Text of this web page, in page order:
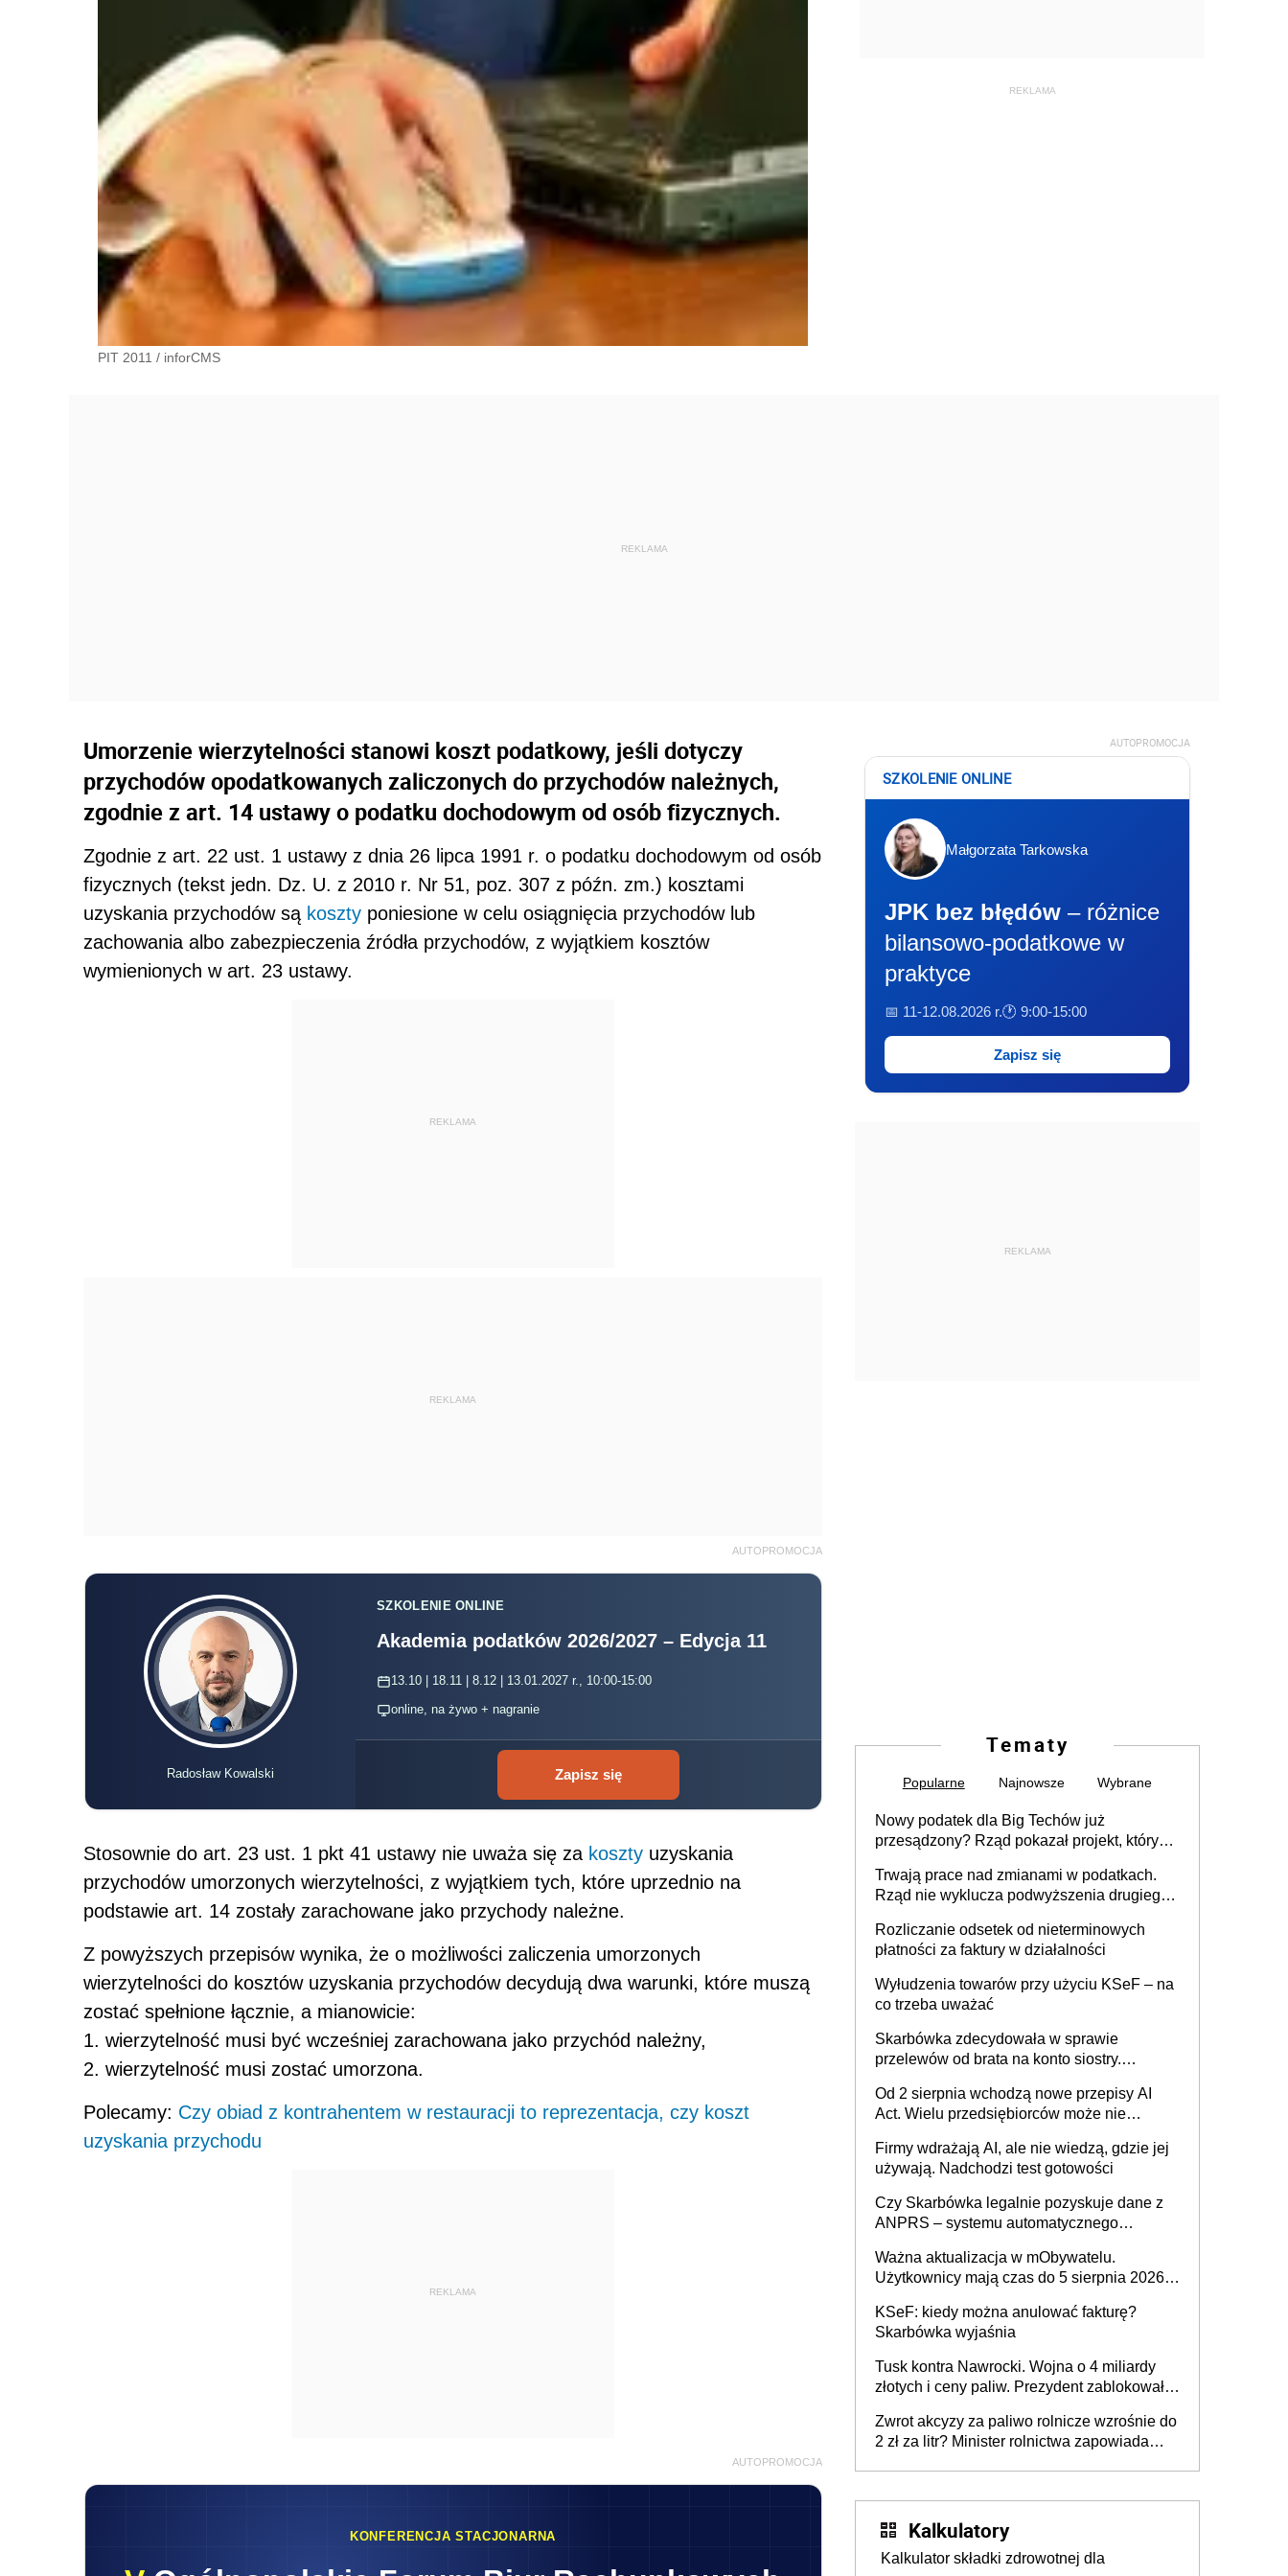
PIT 2011 / inforCMS
Umorzenie wierzytelności stanowi koszt podatkowy, jeśli dotyczy
przychodów opodatkowanych zaliczonych do przychodów należnych,
zgodnie z art. 14 ustawy o podatku dochodowym od osób fizycznych.
Zgodnie z art. 22 ust. 1 ustawy z dnia 26 lipca 1991 r. o podatku dochodowym od osób
fizycznych (tekst jedn. Dz. U. z 2010 r. Nr 51, poz. 307 z późn. zm.) kosztami
uzyskania przychodów są koszty poniesione w celu osiągnięcia przychodów lub
zachowania albo zabezpieczenia źródła przychodów, z wyjątkiem kosztów
wymienionych w art. 23 ustawy.
REKLAMA
REKLAMA
AUTOPROMOCJA
Radosław Kowalski
SZKOLENIE ONLINE
Akademia podatków 2026/2027 – Edycja 11
13.10 | 18.11 | 8.12 | 13.01.2027 r., 10:00-15:00
online, na żywo + nagranie
Zapisz się
Stosownie do art. 23 ust. 1 pkt 41 ustawy nie uważa się za koszty uzyskania
przychodów umorzonych wierzytelności, z wyjątkiem tych, które uprzednio na
podstawie art. 14 zostały zarachowane jako przychody należne.
Z powyższych przepisów wynika, że o możliwości zaliczenia umorzonych
wierzytelności do kosztów uzyskania przychodów decydują dwa warunki, które muszą
zostać spełnione łącznie, a mianowicie:
1. wierzytelność musi być wcześniej zarachowana jako przychód należny,
2. wierzytelność musi zostać umorzona.
Polecamy: Czy obiad z kontrahentem w restauracji to reprezentacja, czy koszt
uzyskania przychodu
REKLAMA
AUTOPROMOCJA
KONFERENCJA STACJONARNA
AUTOPROMOCJA
SZKOLENIE ONLINE
Małgorzata Tarkowska
JPK bez błędów – różnice
bilansowo-podatkowe w
praktyce
📅 11-12.08.2026 r.🕐 9:00-15:00
Zapisz się
REKLAMA
Tematy
Popularne Najnowsze Wybrane
Nowy podatek dla Big Techów już
przesądzony? Rząd pokazał projekt, który
Trwają prace nad zmianami w podatkach.
Rząd nie wyklucza podwyższenia drugiego
Rozliczanie odsetek od nieterminowych
płatności za faktury w działalności
Wyłudzenia towarów przy użyciu KSeF – na
co trzeba uważać
Skarbówka zdecydowała w sprawie
przelewów od brata na konto siostry.
darowizna, ale podatku jednak nie będzie
Od 2 sierpnia wchodzą nowe przepisy AI
Act. Wielu przedsiębiorców może nie
Firmy wdrażają AI, ale nie wiedzą, gdzie jej
używają. Nadchodzi test gotowości
Czy Skarbówka legalnie pozyskuje dane z
ANPRS – systemu automatycznego
pojazdów z kamer drogowych?
Ważna aktualizacja w mObywatelu.
Użytkownicy mają czas do 5 sierpnia 2026
KSeF: kiedy można anulować fakturę?
Skarbówka wyjaśnia
Tusk kontra Nawrocki. Wojna o 4 miliardy
złotych i ceny paliw. Prezydent zablokował
wymierzonym we wszystkich polskich
kierowców”
Zwrot akcyzy za paliwo rolnicze wzrośnie do
2 zł za litr? Minister rolnictwa zapowiada
Kalkulatory
Kalkulator składki zdrowotnej dla